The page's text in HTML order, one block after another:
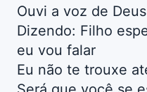
Ouvi a voz de
Dizendo: Filho
eu vou falar
Eu não te trouxe